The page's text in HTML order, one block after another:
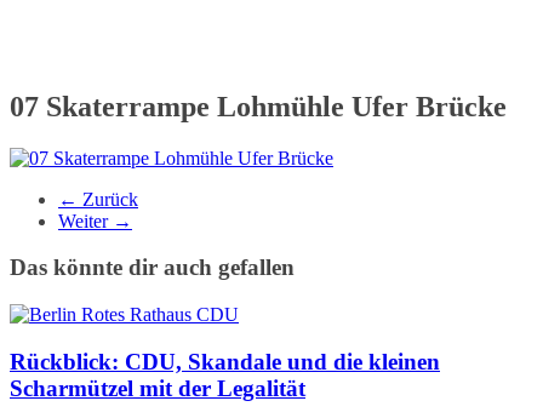
07 Skaterrampe Lohmühle Ufer Brücke
← Zurück
Weiter →
Das könnte dir auch gefallen
Rückblick: CDU, Skandale und die kleinen
Scharmützel mit der Legalität